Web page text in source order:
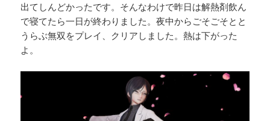
出てしんどかったです。そんなわけで昨日は解熱剤飲ん
で寝てたら一日が終わりました。夜中からごそごそとと
うらぶ無双をプレイ、クリアしました。熱は下がった
よ。